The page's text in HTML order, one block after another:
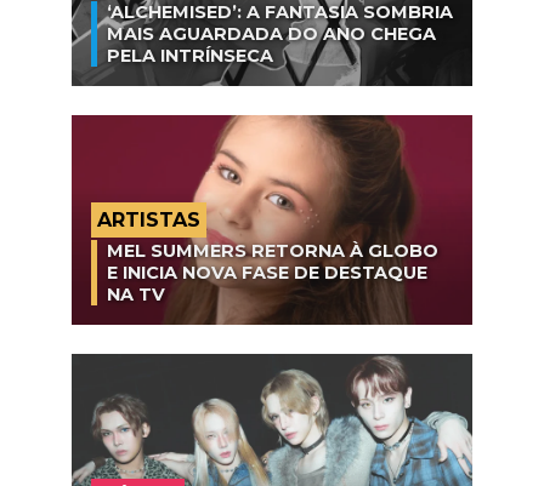
‘ALCHEMISED’: A FANTASIA SOMBRIA
MAIS AGUARDADA DO ANO CHEGA
PELA INTRÍNSECA
ARTISTAS
MEL SUMMERS RETORNA À GLOBO
E INICIA NOVA FASE DE DESTAQUE
NA TV